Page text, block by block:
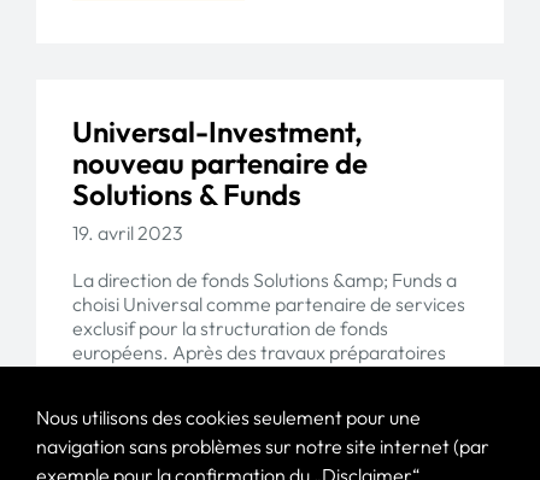
Nous utilisons des cookies seulement pour une
navigation sans problèmes sur notre site internet (par
exemple pour la confirmation du „Disclaimer“
Universal-Investment,
nouveau partenaire de
Solutions & Funds
19. avril 2023
La direction de fonds Solutions &amp; Funds a
choisi Universal comme partenaire de services
exclusif pour la structuration de fonds
européens. Après des travaux préparatoires
Lire l'article entier